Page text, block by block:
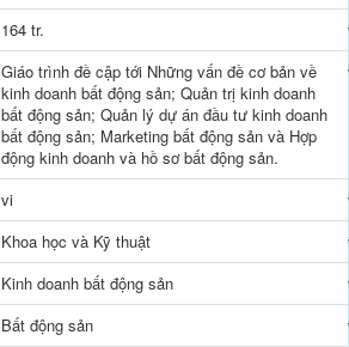
164 tr.
Giáo trình đề cập tới Những vấn đề cơ bản về
kinh doanh bất động sản; Quản trị kinh doanh
bất động sản; Quản lý dự án đầu tư kinh doanh
bất động sản; Marketing bất động sản và Hợp
động kinh doanh và hồ sơ bất động sản.
vi
Khoa học và Kỹ thuật
Kinh doanh bất động sản
Bất động sản